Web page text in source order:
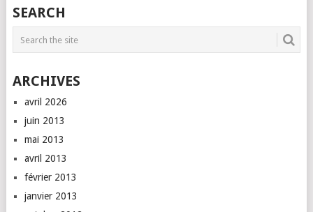
SEARCH
ARCHIVES
avril 2026
juin 2013
mai 2013
avril 2013
février 2013
janvier 2013